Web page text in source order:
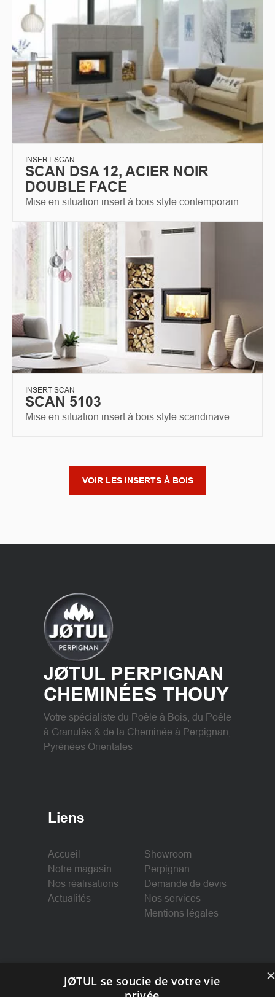
INSERT SCAN
SCAN DSA 12, ACIER NOIR
DOUBLE FACE
Mise en situation insert à bois style contemporain
INSERT SCAN
SCAN 5103
Mise en situation insert à bois style scandinave
VOIR LES INSERTS À BOIS
JØTUL PERPIGNAN
CHEMINÉES THOUY
Votre spécialiste du Poêle à Bois, du Poêle
à Granulés & de la Cheminée à Perpignan,
Pyrénées Orientales
Liens
Accueil
Notre magasin
Nos réalisations
Actualités
Showroom
Perpignan
Demande de devis
Nos services
Mentions légales
Suivez-nous
JØTUL se soucie de votre vie